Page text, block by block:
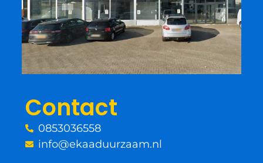
b
o
k
-
t
e
Contact
0853036558
info@ekaaduurzaam.nl